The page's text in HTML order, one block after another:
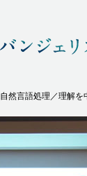
自然言語処理／理解